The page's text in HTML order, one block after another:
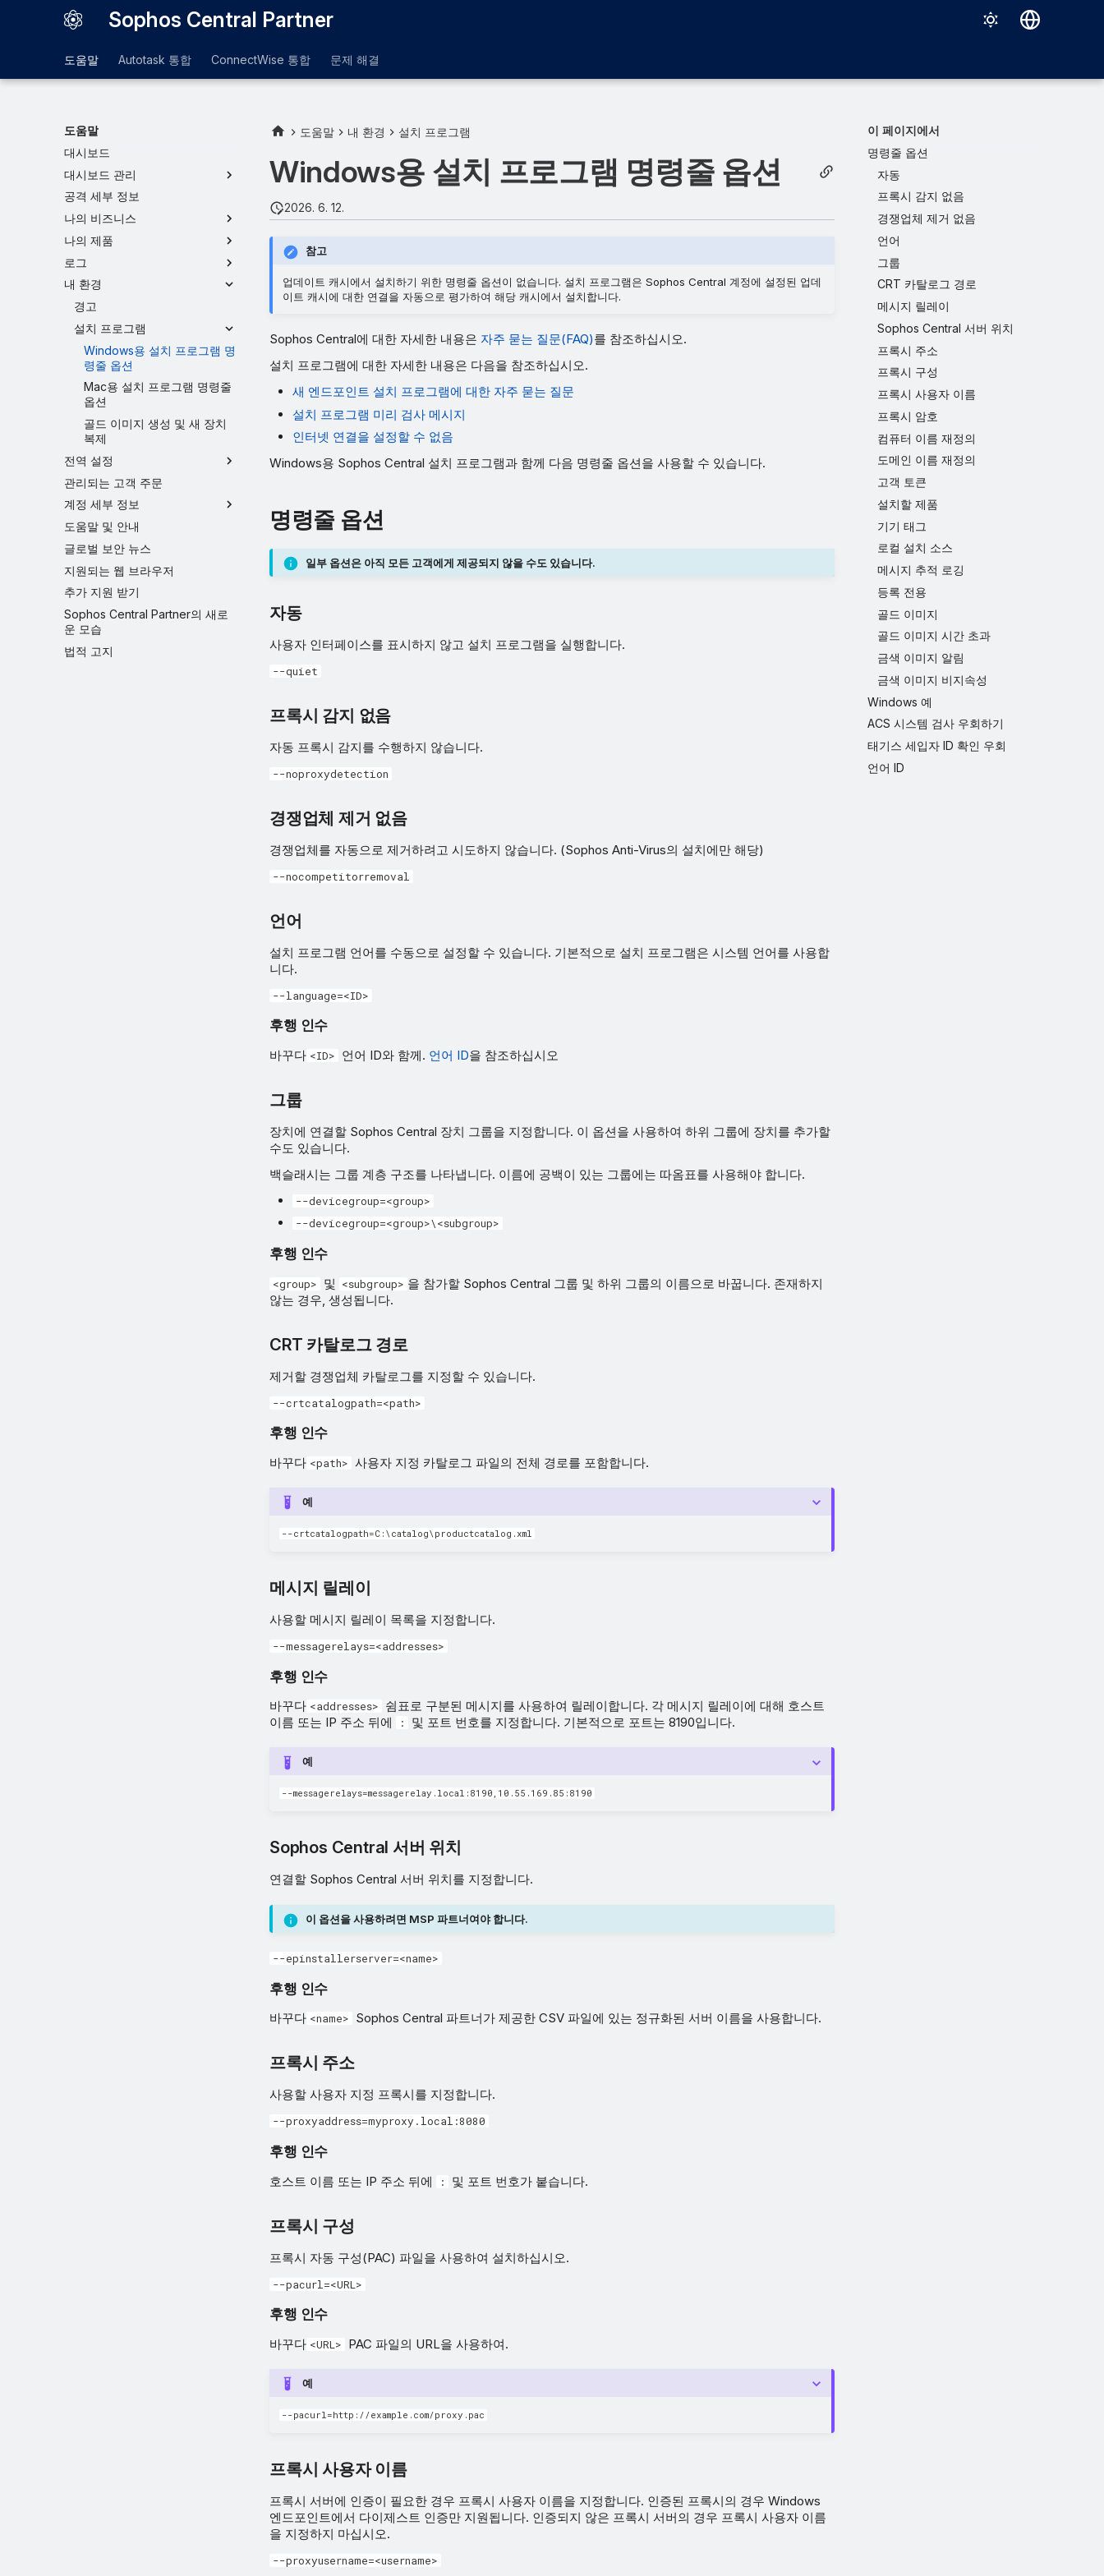
Sophos Central Partner
도움말 Autotask 통합 ConnectWise 통합 문제 해결
도움말
대시보드
대시보드 관리
공격 세부 정보
나의 비즈니스
나의 제품
로그
내 환경
경고
설치 프로그램
Windows용 설치 프로그램 명
령줄 옵션
Mac용 설치 프로그램 명령줄
옵션
골드 이미지 생성 및 새 장치
복제
전역 설정
관리되는 고객 주문
계정 세부 정보
도움말 및 안내
글로벌 보안 뉴스
지원되는 웹 브라우저
추가 지원 받기
Sophos Central Partner의 새로
운 모습
법적 고지
이 페이지에서
명령줄 옵션
자동
프록시 감지 없음
경쟁업체 제거 없음
언어
그룹
CRT 카탈로그 경로
메시지 릴레이
Sophos Central 서버 위치
프록시 주소
프록시 구성
프록시 사용자 이름
프록시 암호
컴퓨터 이름 재정의
도메인 이름 재정의
고객 토큰
설치할 제품
기기 태그
로컬 설치 소스
메시지 추적 로깅
등록 전용
골드 이미지
골드 이미지 시간 초과
금색 이미지 알림
금색 이미지 비지속성
Windows 예
ACS 시스템 검사 우회하기
태기스 세입자 ID 확인 우회
언어 ID
도움말 내 환경 설치 프로그램
Windows용 설치 프로그램 명령줄 옵션
2026. 6. 12.
참고
업데이트 캐시에서 설치하기 위한 명령줄 옵션이 없습니다. 설치 프로그램은 Sophos Central 계정에 설정된 업데
이트 캐시에 대한 연결을 자동으로 평가하여 해당 캐시에서 설치합니다.
Sophos Central에 대한 자세한 내용은 자주 묻는 질문(FAQ)를 참조하십시오.
설치 프로그램에 대한 자세한 내용은 다음을 참조하십시오.
새 엔드포인트 설치 프로그램에 대한 자주 묻는 질문
설치 프로그램 미리 검사 메시지
인터넷 연결을 설정할 수 없음
Windows용 Sophos Central 설치 프로그램과 함께 다음 명령줄 옵션을 사용할 수 있습니다.
명령줄 옵션
일부 옵션은 아직 모든 고객에게 제공되지 않을 수도 있습니다.
자동
사용자 인터페이스를 표시하지 않고 설치 프로그램을 실행합니다.
--quiet
프록시 감지 없음
자동 프록시 감지를 수행하지 않습니다.
--noproxydetection
경쟁업체 제거 없음
경쟁업체를 자동으로 제거하려고 시도하지 않습니다. (Sophos Anti-Virus의 설치에만 해당)
--nocompetitorremoval
언어
설치 프로그램 언어를 수동으로 설정할 수 있습니다. 기본적으로 설치 프로그램은 시스템 언어를 사용합
니다.
--language=<ID>
후행 인수
바꾸다 <ID> 언어 ID와 함께. 언어 ID을 참조하십시오
그룹
장치에 연결할 Sophos Central 장치 그룹을 지정합니다. 이 옵션을 사용하여 하위 그룹에 장치를 추가할
수도 있습니다.
백슬래시는 그룹 계층 구조를 나타냅니다. 이름에 공백이 있는 그룹에는 따옴표를 사용해야 합니다.
--devicegroup=<group>
--devicegroup=<group>\<subgroup>
후행 인수
<group> 및 <subgroup> 을 참가할 Sophos Central 그룹 및 하위 그룹의 이름으로 바꿉니다. 존재하지
않는 경우, 생성됩니다.
CRT 카탈로그 경로
제거할 경쟁업체 카탈로그를 지정할 수 있습니다.
--crtcatalogpath=<path>
후행 인수
바꾸다 <path> 사용자 지정 카탈로그 파일의 전체 경로를 포함합니다.
예
--crtcatalogpath=C:\catalog\productcatalog.xml
메시지 릴레이
사용할 메시지 릴레이 목록을 지정합니다.
--messagerelays=<addresses>
후행 인수
바꾸다 <addresses>
쉼표로 구분된 메시지를 사용하여 릴레이합니다. 각 메시지 릴레이에 대해 호스트
이름 또는 IP 주소 뒤에
: 및 포트 번호를 지정합니다. 기본적으로 포트는 8190입니다.
예
--messagerelays=messagerelay.local:8190,10.55.169.85:8190
Sophos Central 서버 위치
연결할 Sophos Central 서버 위치를 지정합니다.
이 옵션을 사용하려면 MSP 파트너여야 합니다.
--epinstallerserver=<name>
후행 인수
바꾸다 <name> Sophos Central 파트너가 제공한 CSV 파일에 있는 정규화된 서버 이름을 사용합니다.
프록시 주소
사용할 사용자 지정 프록시를 지정합니다.
--proxyaddress=myproxy.local:8080
후행 인수
호스트 이름 또는 IP 주소 뒤에 : 및 포트 번호가 붙습니다.
프록시 구성
프록시 자동 구성(PAC) 파일을 사용하여 설치하십시오.
--pacurl=<URL>
후행 인수
바꾸다 <URL> PAC 파일의 URL을 사용하여.
예
--pacurl=http://example.com/proxy.pac
프록시 사용자 이름
프록시 서버에 인증이 필요한 경우 프록시 사용자 이름을 지정합니다. 인증된 프록시의 경우 Windows
엔드포인트에서 다이제스트 인증만 지원됩니다. 인증되지 않은 프록시 서버의 경우 프록시 사용자 이름
을 지정하지 마십시오.
--proxyusername=<username>